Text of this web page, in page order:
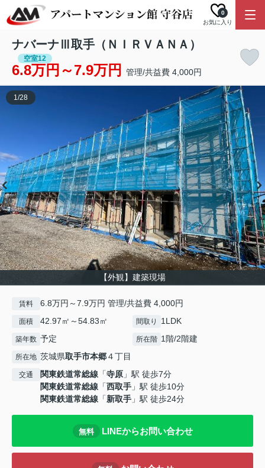
お気に入り
0
ナバーナⅢ取手（ＮＩＲＶＡＮＡ）
空室12
6.8万円～7.9万円 管理/共益費 4,000円
【外観】建築現場
1/28
賃料 6.8万円～7.9万円 管理/共益費 4,000円
面積 42.97㎡～54.83㎡ 間取り 1LDK
築年数 予定 所在階 1階/2階建
所在地 茨城県取手市本郷４丁目
交通 関東鉄道常総線 「寺原 」駅 徒歩7分
関東鉄道常総線 「西取手 」駅 徒歩10分
関東鉄道常総線 「新取手 」駅 徒歩24分
無料 LINEからお問い合わせ